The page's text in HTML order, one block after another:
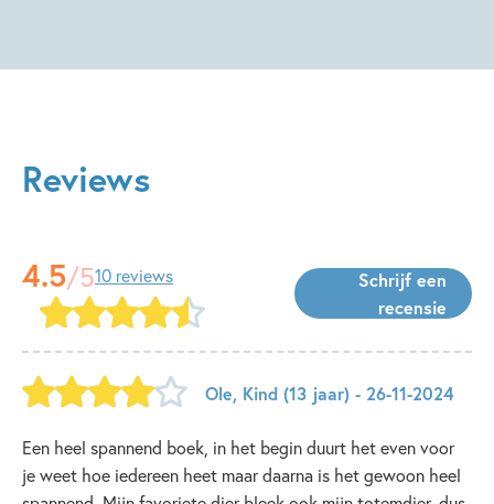
Reviews
4.5/510 reviews
Schrijf een
recensie
Ole, Kind (13 jaar) - 26-11-2024
Een heel spannend boek, in het begin duurt het even voor
je weet hoe iedereen heet maar daarna is het gewoon heel